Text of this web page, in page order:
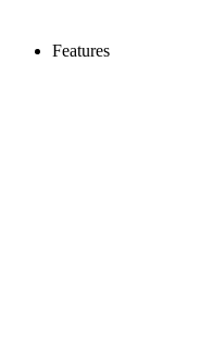
Features